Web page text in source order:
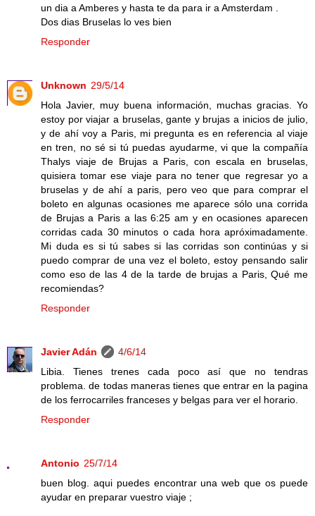
un dia a Amberes y hasta te da para ir a Amsterdam .
Dos dias Bruselas lo ves bien
Responder
Unknown 29/5/14
Hola Javier, muy buena información, muchas gracias. Yo
estoy por viajar a bruselas, gante y brujas a inicios de julio,
y de ahí voy a Paris, mi pregunta es en referencia al viaje
en tren, no sé si tú puedas ayudarme, vi que la compañía
Thalys viaje de Brujas a Paris, con escala en bruselas,
quisiera tomar ese viaje para no tener que regresar yo a
bruselas y de ahí a paris, pero veo que para comprar el
boleto en algunas ocasiones me aparece sólo una corrida
de Brujas a Paris a las 6:25 am y en ocasiones aparecen
corridas cada 30 minutos o cada hora apróximadamente.
Mi duda es si tú sabes si las corridas son continúas y si
puedo comprar de una vez el boleto, estoy pensando salir
como eso de las 4 de la tarde de brujas a Paris, Qué me
recomiendas?
Responder
Javier Adán
4/6/14
Libia. Tienes trenes cada poco así que no tendras
problema. de todas maneras tienes que entrar en la pagina
de los ferrocarriles franceses y belgas para ver el horario.
Responder
Antonio 25/7/14
buen blog. aqui puedes encontrar una web que os puede
ayudar en preparar vuestro viaje ;